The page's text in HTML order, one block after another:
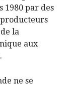
1980 par des
la
aux
ne se